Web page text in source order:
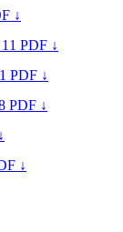
↓
11 PDF ↓
PDF ↓
PDF ↓
↓